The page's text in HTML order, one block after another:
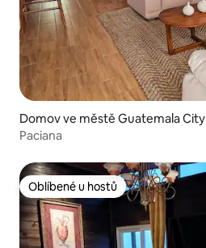
Domov ve městě Guatemala City
Paciana
Oblíbené u hostů
Oblíbené u hostů